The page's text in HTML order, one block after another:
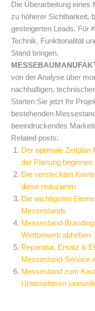
Die Überarbeitung eines
zu höherer Sichtbarkeit,
gesteigerten Leads. Für
Technik, Funktionalität
Stand bringen.
von der Analyse über
nachhaltigen,
Starten Sie jetzt Ihr
bestehenden
beeindruckendes
Related posts:
Der optimale Zeitplan
der Planung beginnen
Die versteckten
diese reduzieren
Die wichtigsten
Messestands
Messestand-
Wettbewerb abheben
Reparatur, Ersatz &
Messestand-Service
Messestand zum
Unternehmen